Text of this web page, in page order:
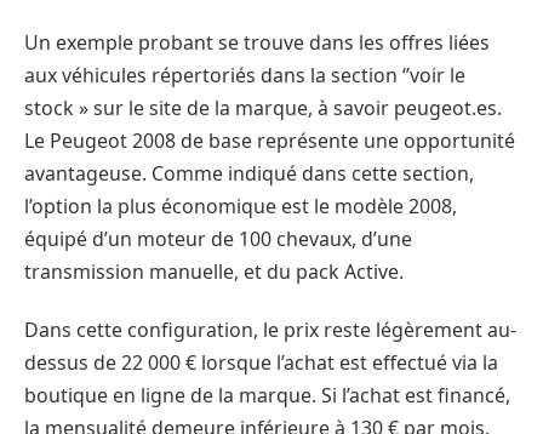
Un exemple probant se trouve dans les offres liées
aux véhicules répertoriés dans la section ‘’voir le
stock » sur le site de la marque, à savoir peugeot.es.
Le Peugeot 2008 de base représente une opportunité
avantageuse. Comme indiqué dans cette section,
l’option la plus économique est le modèle 2008,
équipé d’un moteur de 100 chevaux, d’une
transmission manuelle, et du pack Active.
Dans cette configuration, le prix reste légèrement au-
dessus de 22 000 € lorsque l’achat est effectué via la
boutique en ligne de la marque. Si l’achat est financé,
la mensualité demeure inférieure à 130 € par mois.